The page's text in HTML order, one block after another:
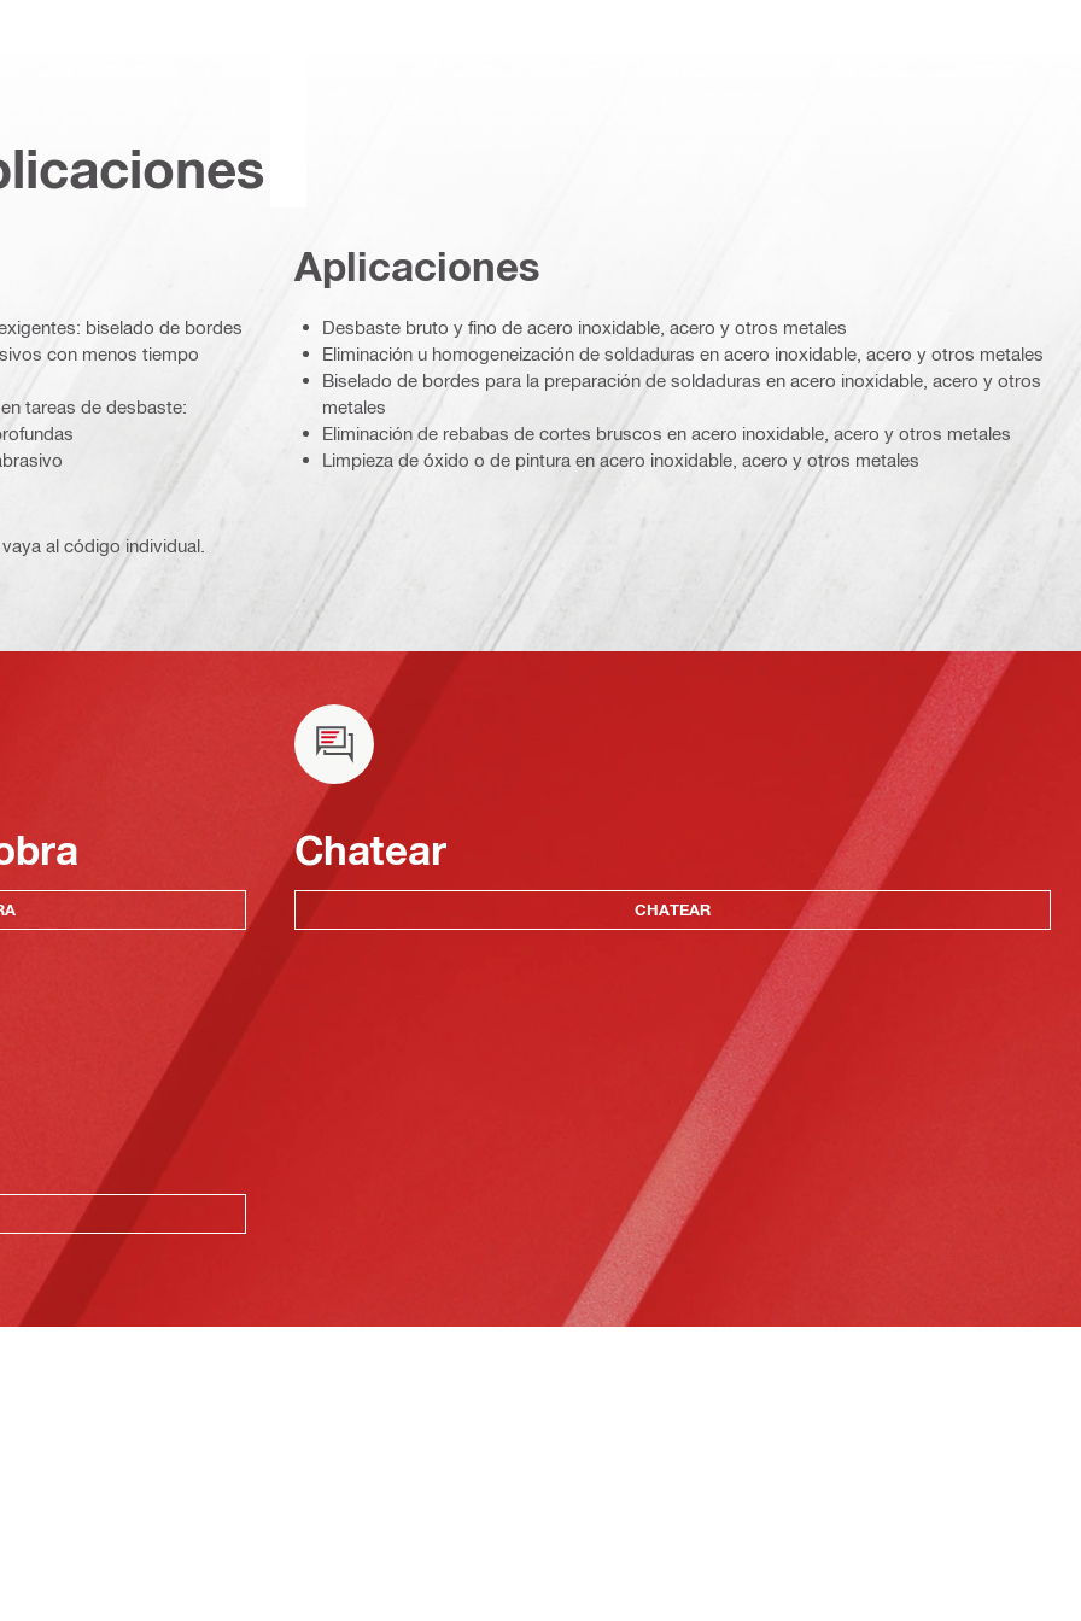
biselado de bordes
con menos tiempo
tareas de desbaste:
Aplicaciones
Desbaste bruto y fino de acero inoxidable, acero y otros metales
Eliminación u homogeneización de soldaduras en acero inoxidable, acero y otros metales
Biselado de bordes para la preparación de soldaduras en acero inoxidable, acero y otros
metales
Eliminación de rebabas de cortes bruscos en acero inoxidable, acero y otros metales
Limpieza de óxido o de pintura en acero inoxidable, acero y otros metales
al código individual.
Chatear
CHATEAR